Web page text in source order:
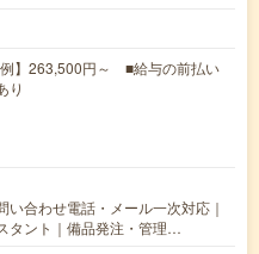
】263,500円～ ■給与の前払い
り
い合わせ電話・メール一次対応｜
タント｜備品発注・管理…